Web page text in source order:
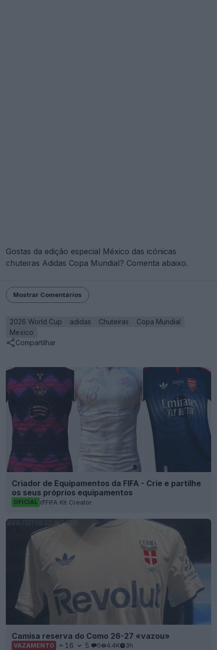
Gostas da edição especial México das icónicas
chuteiras Adidas Copa Mundial? Comenta abaixo.
Mostrar Comentários
2026 World Cup adidas Chuteiras
Copa Mundial
Mexico
Compartilhar
Criador de Equipamentos da FIFA - Crie e partilhe
os seus próprios equipamentos
OFICIAL FIFA Kit Creator
Camisa reserva do Como 26-27 «vazou»
VAZAMENTO 16 5 0 4.4K 3h